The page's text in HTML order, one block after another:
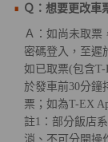
Ｑ：想要更改車
Ａ：如尚未取票
密碼登入，至遲
如已取票(包含
於發車前30分鐘
票；如為T-EX
註1：部分飯店
消、不可分開操